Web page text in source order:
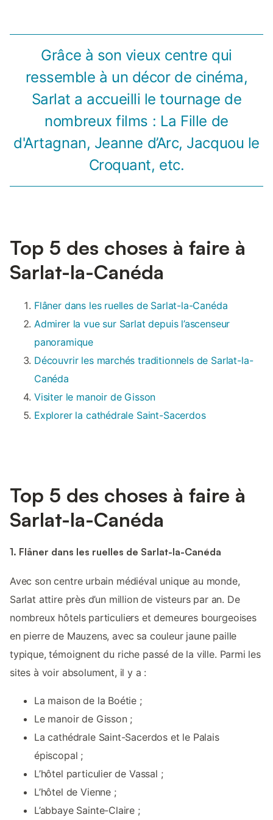
Grâce à son vieux centre qui
ressemble à un décor de cinéma,
Sarlat a accueilli le tournage de
nombreux films : La Fille de
d'Artagnan, Jeanne d’Arc, Jacquou le
Croquant, etc.
Top 5 des choses à faire à
Sarlat-la-Canéda
Flâner dans les ruelles de Sarlat-la-Canéda
Admirer la vue sur Sarlat depuis l’ascenseur
panoramique
Découvrir les marchés traditionnels de Sarlat-la-
Canéda
Visiter le manoir de Gisson
Explorer la cathédrale Saint-Sacerdos
Top 5 des choses à faire à
Sarlat-la-Canéda
1. Flâner dans les ruelles de Sarlat-la-Canéda
Avec son centre urbain médiéval unique au monde,
Sarlat attire près d’un million de visteurs par an. De
nombreux hôtels particuliers et demeures bourgeoises
en pierre de Mauzens, avec sa couleur jaune paille
typique, témoignent du riche passé de la ville. Parmi les
sites à voir absolument, il y a :
La maison de la Boétie ;
Le manoir de Gisson ;
La cathédrale Saint-Sacerdos et le Palais
épiscopal ;
L’hôtel particulier de Vassal ;
L’hôtel de Vienne ;
L’abbaye Sainte-Claire ;